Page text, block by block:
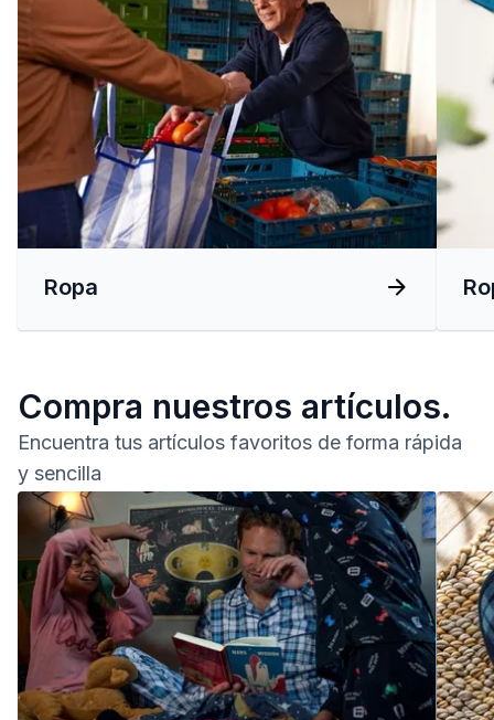
Ropa
Compra nuestros artículos.
Encuentra tus artículos favoritos de forma rápida
y sencilla